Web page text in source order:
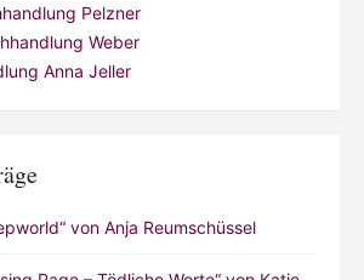
Pelzner
Weber
Anna Jeller
von Anja Reumschüssel